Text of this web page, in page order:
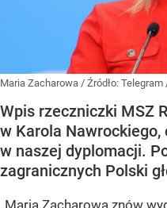
Maria Zacharowa / Źródło: Telegram
Wpis rzeczniczki MSZ
w Karola Nawrockiego,
w naszej dyplomacji.
zagranicznych Polski